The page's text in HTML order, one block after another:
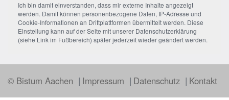
Ich bin damit einverstanden, dass mir externe Inhalte angezeigt
werden. Damit können personenbezogene Daten, IP-Adresse und
Cookie-Informationen an Drittplattformen übermittelt werden. Diese
Einstellung kann auf der Seite mit unserer Datenschutzerklärung
(siehe Link im Fußbereich) später jederzeit wieder geändert werden.
© Bistum Aachen Impressum Datenschutz Kontakt